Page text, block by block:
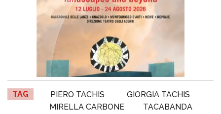
TAG PIERO TACHIS
GIORGIA TACHIS
MIRELLA CARBONE
TACABANDA